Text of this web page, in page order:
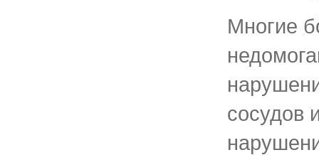
Многие
сосудов